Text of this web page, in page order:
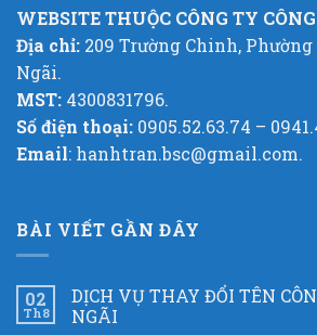
WEBSITE THUỘC CÔNG TY
Địa chỉ: 209 Trường Chinh, Phường
Ngãi.
MST: 4300831796.
Số điện thoại: 0905.52.63.74 –
Email: hanhtran.bsc@gmail.com.
BÀI VIẾT GẦN ĐÂY
02
Th8
DỊCH VỤ THAY ĐỔI TÊN
NGÃI